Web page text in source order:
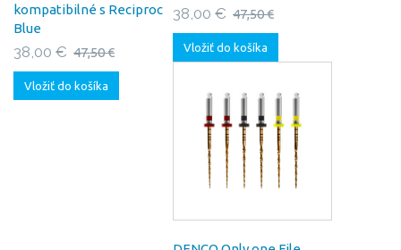
kompatibilné s Reciproc
Blue
38,00 € 47,50 €
Vložiť do košíka
38,00 € 47,50 €
Vložiť do košíka